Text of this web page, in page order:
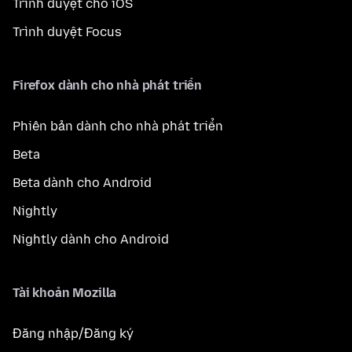
Trình duyệt cho iOS
Trình duyệt Focus
Firefox dành cho nhà phát triển
Phiên bản dành cho nhà phát triển
Beta
Beta dành cho Android
Nightly
Nightly dành cho Android
Tài khoản Mozilla
Đăng nhập/Đăng ký